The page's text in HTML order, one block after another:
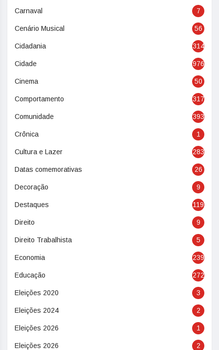
Carnaval 7
Cenário Musical 56
Cidadania 314
Cidade 976
Cinema 50
Comportamento 317
Comunidade 393
Crônica 1
Cultura e Lazer 283
Datas comemorativas 26
Decoração 9
Destaques 119
Direito 9
Direito Trabalhista 5
Economia 239
Educação 272
Eleições 2020 3
Eleições 2024 2
Eleições 2026 1
Eleições 2026 2